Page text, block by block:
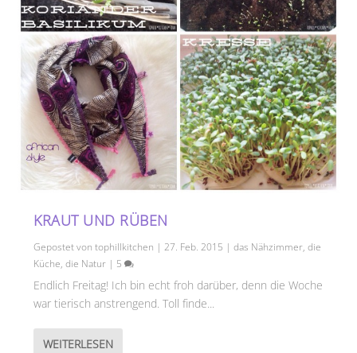
KRAUT UND RÜBEN
Gepostet vontophillkitchen |27. Feb. 2015 |das Nähzimmer,die
Küche,die Natur | 5
Endlich Freitag! Ich bin echt froh darüber, denn die Woche
war tierisch anstrengend. Toll finde...
WEITERLESEN